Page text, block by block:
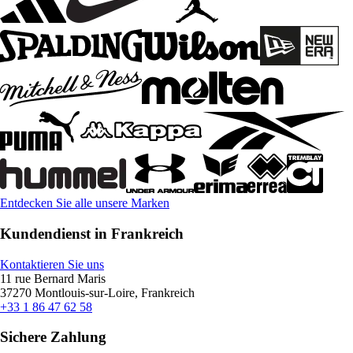
Entdecken Sie alle unsere Marken
Kundendienst in Frankreich
Kontaktieren Sie uns
11 rue Bernard Maris
37270 Montlouis-sur-Loire, Frankreich
+33 1 86 47 62 58
Sichere Zahlung